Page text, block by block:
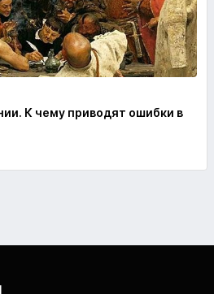
К чему приводят ошибки в